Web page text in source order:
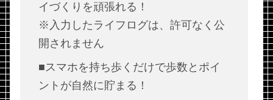
イづくりを頑張れる！
※入力したライフログは、許可なく公
開されません
■スマホを持ち歩くだけで歩数とポイ
ントが自然に貯まる！